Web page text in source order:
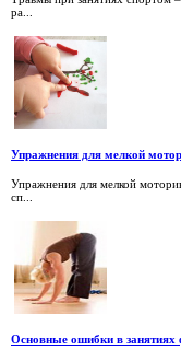
ра...
Упражнения для мелкой
Упражнения для мелкой
сп...
Основные ошибки в занятиях